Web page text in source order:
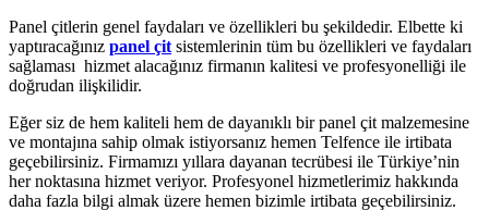
Panel çitlerin genel faydaları ve özellikleri bu şekildedir. Elbette ki
yaptıracağınız panel çit sistemlerinin tüm bu özellikleri ve faydaları
sağlaması hizmet alacağınız firmanın kalitesi ve profesyonelliği ile
doğrudan ilişkilidir.
Eğer siz de hem kaliteli hem de dayanıklı bir panel çit malzemesine
ve montajına sahip olmak istiyorsanız hemen Telfence ile irtibata
geçebilirsiniz. Firmamızı yıllara dayanan tecrübesi ile Türkiye’nin
her noktasına hizmet veriyor. Profesyonel hizmetlerimiz hakkında
daha fazla bilgi almak üzere hemen bizimle irtibata geçebilirsiniz.